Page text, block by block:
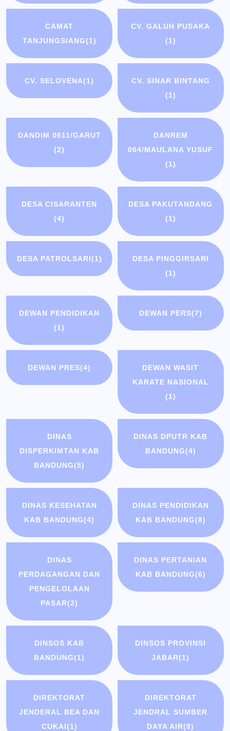
CAMAT
TANJUNGSIANG(1)
CV. GALUH PUSAKA
(1)
CV. SELOVENA(1)
CV. SINAR BINTANG
(1)
DANDIM 0611/GARUT
(2)
DANREM
064/MAULANA YUSUF
(1)
DESA CISARANTEN
(4)
DESA PAKUTANDANG
(1)
DESA PATROLSARI(1)
DESA PINGGIRSARI
(1)
DEWAN PENDIDIKAN
(1)
DEWAN PERS(7)
DEWAN PRES(4)
DEWAN WASIT
KARATE NASIONAL
(1)
DINAS
DISPERKIMTAN KAB
BANDUNG(5)
DINAS DPUTR KAB
BANDUNG(4)
DINAS KESEHATAN
KAB BANDUNG(4)
DINAS PENDIDIKAN
KAB BANDUNG(8)
DINAS
PERDAGANGAN DAN
PENGELOLAAN
PASAR(2)
DINAS PERTANIAN
KAB BANDUNG(6)
DINSOS KAB
BANDUNG(1)
DINSOS PROVINSI
JABAR(1)
DIREKTORAT
JENDERAL BEA DAN
CUKAI(1)
DIREKTORAT
JENDRAL SUMBER
DAYA AIR(8)